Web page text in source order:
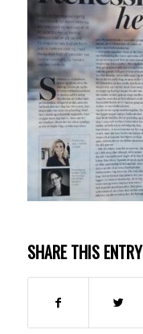
SHARE THIS ENTRY